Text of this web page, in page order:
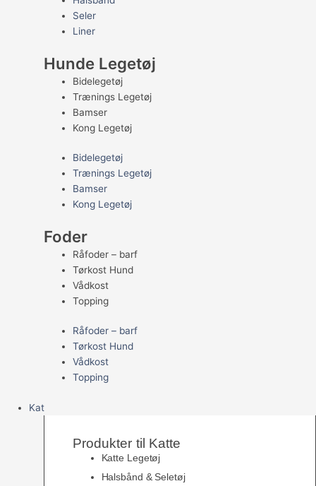
Seler
Liner
Hunde Legetøj
Bidelegetøj
Trænings Legetøj
Bamser
Kong Legetøj
Bidelegetøj
Trænings Legetøj
Bamser
Kong Legetøj
Foder
Råfoder – barf
Tørkost Hund
Vådkost
Topping
Råfoder – barf
Tørkost Hund
Vådkost
Topping
Kat
Produkter til Katte
Katte Legetøj
Halsbånd & Seletøj